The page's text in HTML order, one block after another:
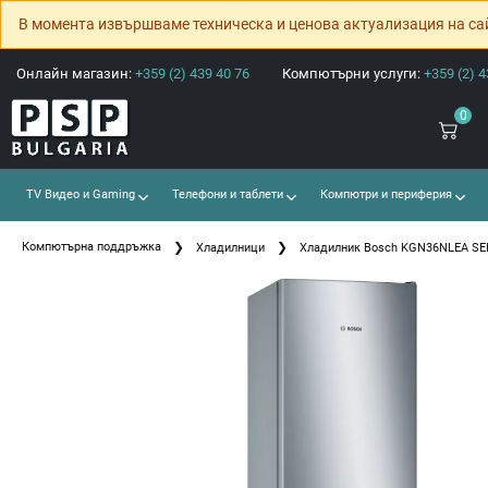
В момента извършваме техническа и ценова актуализация на
Онлайн магазин: +359 (2) 439 40 76 Компютърни услуги: +359 (2)
0
TV Видео и Gaming Телефони и таблети Компютри и периферия
Компютърна поддръжка Хладилници Хладилник Bosch KGN36NLEA